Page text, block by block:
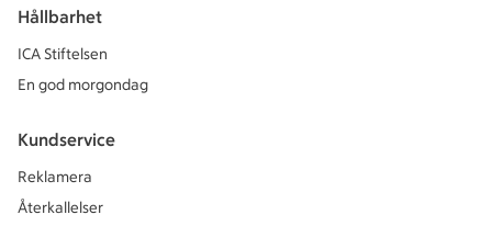
Hållbarhet
ICA Stiftelsen
En god morgondag
Kundservice
Reklamera
Återkallelser